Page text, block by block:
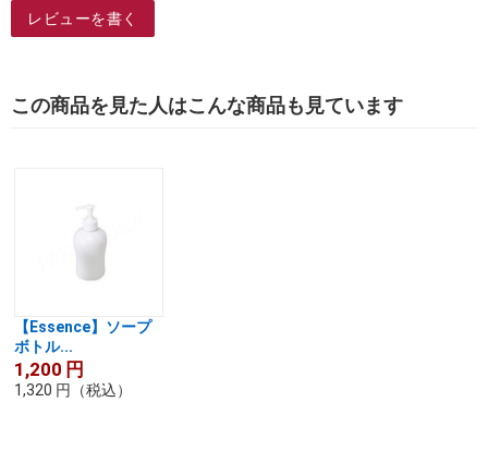
レビューを書く
この商品を見た人はこんな商品も見ています
【Essence】ソープ
ボトル...
1,200 円
1,320 円 （税込）